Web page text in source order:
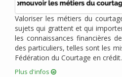
janvier 2020 (1)
décembre 2019 (4)
novembre 2019 (2)
octobre 2019 (1)
septembre 2019 (1)
août 2019 (4)
Valoriser les métiers du
sujets qui grattent et qui
les connaissances financières
des particuliers, telles sont les
Fédération du Courtage en crédit.
Plus d'infos